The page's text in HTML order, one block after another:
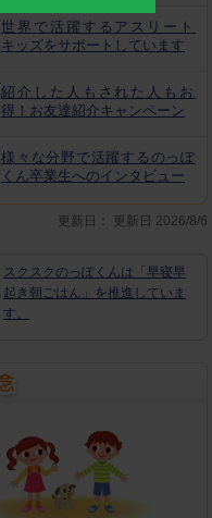
世界で活躍するアスリート
キッズをサポートしています
紹介した人もされた人もお
得！お友達紹介キャンペーン
様々な分野で活躍するのっぽ
くん卒業生へのインタビュー
更新日： 更新日 2026/8/6
スクスクのっぽくんは「早寝早
起き朝ごはん」を推進していま
す。